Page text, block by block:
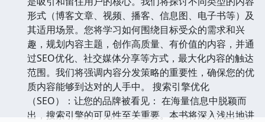
形式（博客文章、视频、播客、信息图、电子书等）及
其适用场景。您将学习如何围绕目标受众的需求和兴
趣，规划内容主题，创作高质量、有价值的内容，并通
过SEO优化、社交媒体分享等方式，最大化内容的触达
范围。我们将强调内容分发策略的重要性，确保您的优
质内容能够到达对的人手中。 搜索引擎优化
（SEO）：让您的品牌被看见： 在海量信息中脱颖而
出，搜索引擎的可见性至关重要。本书将深入浅出地讲